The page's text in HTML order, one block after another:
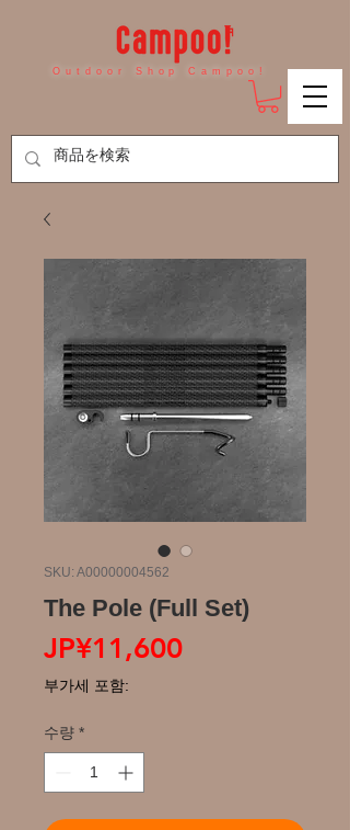
Outdoor Shop Campoo!
SKU: A00000004562
The Pole (Full Set)
JP¥11,600가
부가세 포함:
수량 *